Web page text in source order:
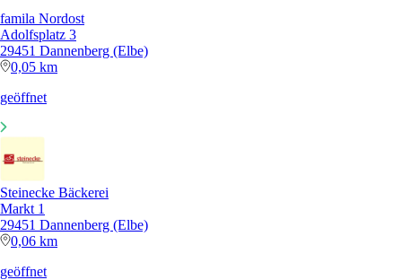
famila Nordost
Adolfsplatz 3
29451 Dannenberg (Elbe)
0,05 km
geöffnet
Steinecke Bäckerei
Markt 1
29451 Dannenberg (Elbe)
0,06 km
geöffnet